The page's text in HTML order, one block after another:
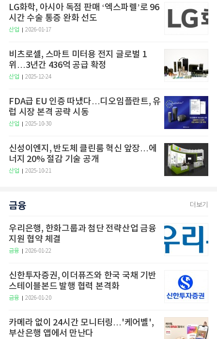
LG화학, 아시아 독점 판매 ‘엑스파렐’로 96
시간 수술 통증 완화 선도
산업 2026-01-17
비츠로셀, 스마트 미터용 전지 글로벌 1
위…3년간 436억 공급 확정
산업 2025-12-24
FDA급 EU 인증 따냈다…디오임플란트, 유
럽 시장 본격 공략 시동
산업 2025-10-30
신성이엔지, 반도체 클린룸 혁신 앞장…에
너지 20% 절감 기술 공개
산업 2025-10-21
금융 더보기
우리은행, 한화그룹과 첨단 전략산업 금융
지원 협약 체결
금융 2026-01-22
신한투자증권, 이더퓨즈와 한국 국채 기반
스테이블본드 발행 협력 본격화
금융 2026-01-20
카메라 없이 24시간 모니터링…'케어벨',
부산은행 앱에서 만난다